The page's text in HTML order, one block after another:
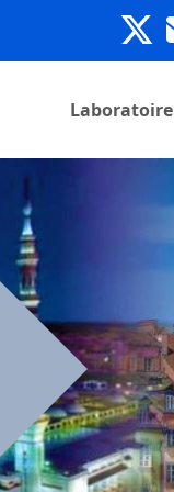
Laboratoire